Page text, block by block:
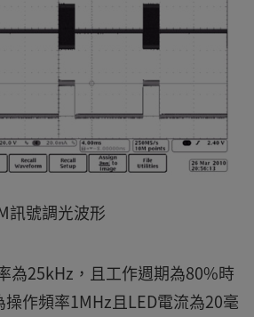
號調光波形
為25kHz，且工作週期為80%時
作頻率1MHz且LED電流為20毫